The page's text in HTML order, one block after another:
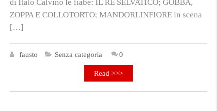
di Italo Calvino le fiabe: IL RE SELVATICO; GOBBA,
ZOPPA E COLLOTORTO; MANDORLINFIORE in scena
[…]
fausto Senza categoria 0
Read >>>